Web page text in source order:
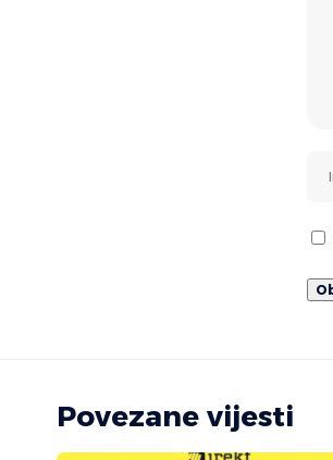
Povezane vijesti